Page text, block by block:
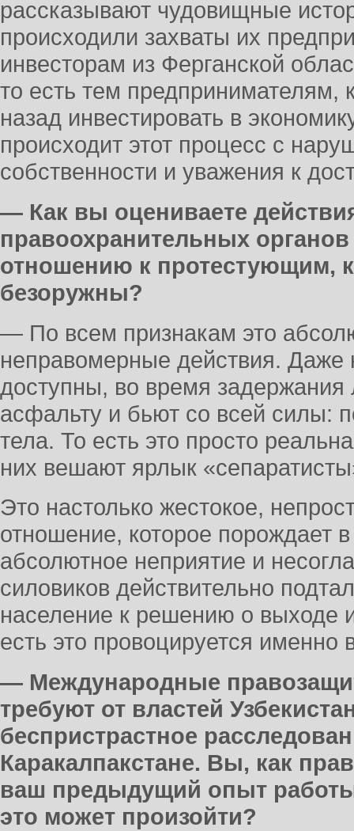
рассказывают чудовищные
происходили захваты их
инвесторам из Ферганской
то есть тем предпринимателям,
назад инвестировать в
происходит этот процесс с
собственности и уважения к
— Как вы оцениваете
правоохранительных органов
отношению к протестующим,
безоружны?
— По всем признакам это
неправомерные действия. Даже
доступны, во время задержания
асфальту и бьют со всей силы:
тела. То есть это просто
них вешают ярлык
Это настолько жестокое,
отношение, которое порождает
абсолютное неприятие и
силовиков действительно
население к решению о выходе
есть это провоцируется именно
— Международные
требуют от властей
беспристрастное
Каракалпакстане. Вы, как
ваш предыдущий опыт
это может произойти?